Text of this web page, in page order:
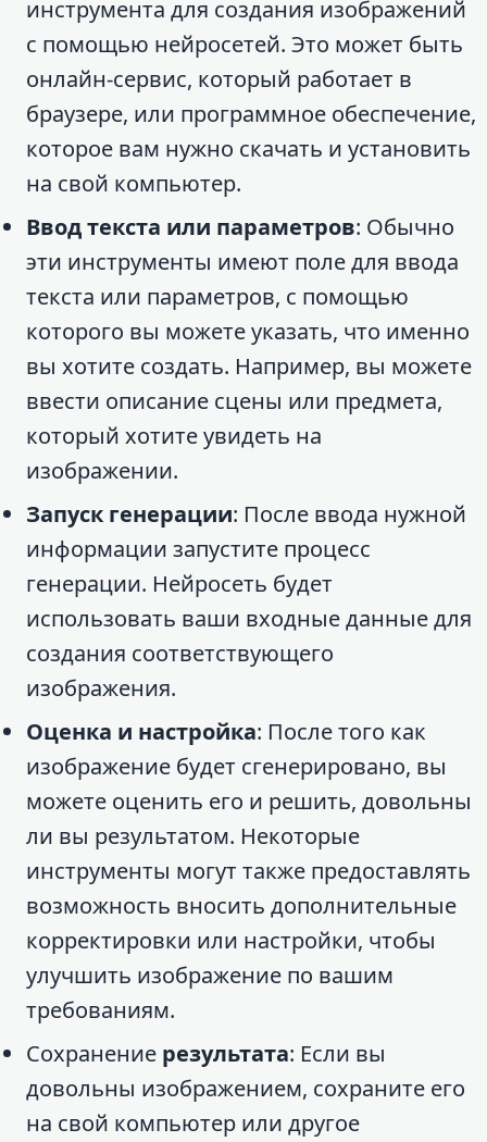
инструмента для создания изображений
с помощью нейросетей. Это может быть
онлайн-сервис, который работает в
браузере, или программное обеспечение,
которое вам нужно скачать и установить
на свой компьютер.
Ввод текста или параметров: Обычно
эти инструменты имеют поле для ввода
текста или параметров, с помощью
которого вы можете указать, что именно
вы хотите создать. Например, вы можете
ввести описание сцены или предмета,
который хотите увидеть на
изображении.
Запуск генерации: После ввода нужной
информации запустите процесс
генерации. Нейросеть будет
использовать ваши входные данные для
создания соответствующего
изображения.
Оценка и настройка: После того как
изображение будет сгенерировано, вы
можете оценить его и решить, довольны
ли вы результатом. Некоторые
инструменты могут также предоставлять
возможность вносить дополнительные
корректировки или настройки, чтобы
улучшить изображение по вашим
требованиям.
Сохранение результата: Если вы
довольны изображением, сохраните его
на свой компьютер или другое